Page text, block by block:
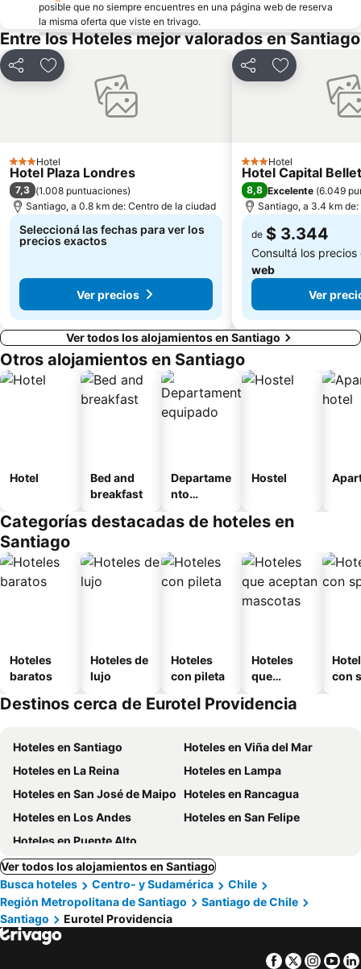
posible que no siempre encuentres en una página web de reserva
la misma oferta que viste en trivago.
Entre los Hoteles mejor valorados en Santiago
CompartirAñadir a favoritos
3 Estrellas
Hotel
Hotel Plaza Londres
7,3 (1.008 puntuaciones)
Santiago, a 0.8 km de: Centro de la ciudad
Seleccioná las fechas para ver los
precios exactos
Ver precios
CompartirAñadir a
3 Estrellas
Hotel
Hotel Capital Bellet
8,8 Excelente (6.049
Santiago, a 3.4 km
de $ 3.344
Consultá los
web
Ver
Ver todos los alojamientos en Santiago
Otros alojamientos en Santiago
Hotel
Bed and
breakfast
Departame
nto
Hostel
Categorías destacadas de hoteles en
Santiago
Hoteles
baratos
Hoteles de
lujo
Hoteles
con pileta
Hoteles
que
mascotas
con
Destinos cerca de Eurotel Providencia
Hoteles en Santiago
Hoteles en Viña del Mar
Hoteles en La Reina
Hoteles en Lampa
Hoteles en San José de Maipo
Hoteles en Rancagua
Hoteles en Los Andes
Hoteles en San Felipe
Hoteles en Puente Alto
Ver todos los alojamientos en Santiago
Busca hoteles
Centro- y Sudamérica
Chile
Región Metropolitana de Santiago
Santiago de Chile
Santiago
Eurotel Providencia
Facebook
Twitter